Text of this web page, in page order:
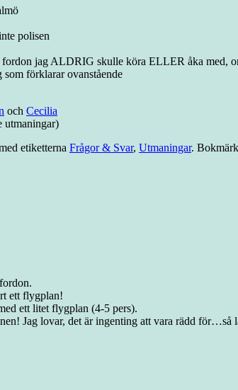
polisen
jag ALDRIG skulle köra ELLER åka med,
förklarar ovanstående
och Cecilia
utmaningar)
etiketterna Frågor & Svar, Utmaningar. Bokmärk
ett flygplan!
ett litet flygplan (4-5 pers).
Jag lovar, det är ingenting att vara rädd